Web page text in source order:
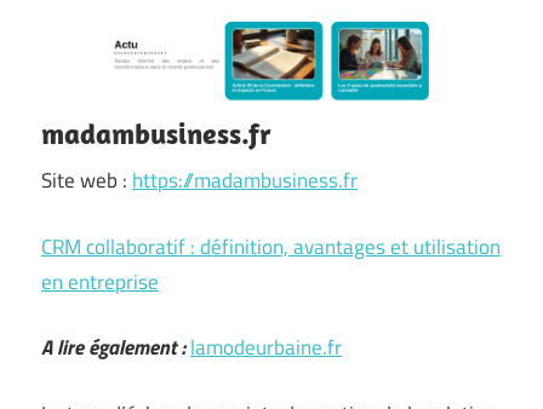
madambusiness.fr
Site web : https://madambusiness.fr
CRM collaboratif : définition, avantages et utilisation
en entreprise
A lire également :lamodeurbaine.fr